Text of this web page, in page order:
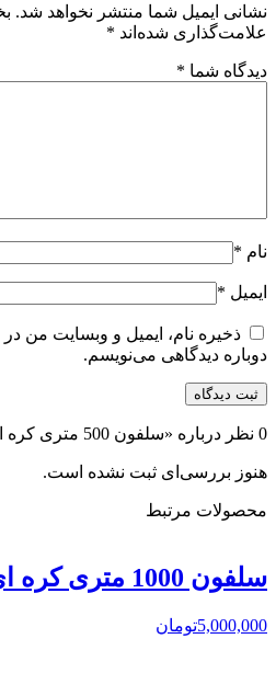
نشانی ایمیل شما منتشر نخواهد شد.
علامت‌گذاری شده‌اند *
دیدگاه شما *
نام *
ایمیل *
ذخیره نام، ایمیل و وبسایت من
دوباره دیدگاهی می‌نویسم.
0 نظر درباره « سلفون 500 متری کره ای»
هنوز بررسی‌ای ثبت نشده است.
محصولات مرتبط
سلفون 1000 متری کره ای
5,000,000تومان